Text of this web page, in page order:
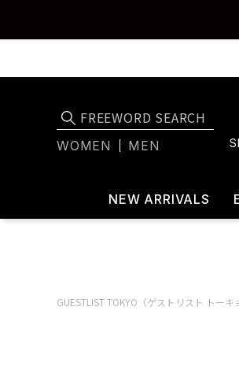
WOMEN MEN
NEW ARRIVALS
GUESTLIST TOKYO（ゲストリスト トーキ